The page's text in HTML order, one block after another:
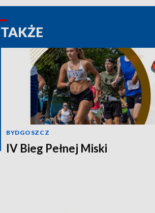
BYDGOSZCZ
IV Bieg Pełnej Miski